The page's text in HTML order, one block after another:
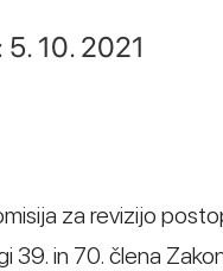
5. 10. 2021
za revizijo
39. in 70. člena